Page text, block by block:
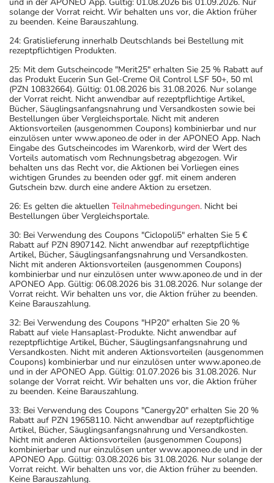
solange der Vorrat reicht. Wir behalten uns vor, die Aktion früher
zu beenden. Keine Barauszahlung.
24: Gratislieferung innerhalb Deutschlands bei Bestellung mit
rezeptpflichtigen Produkten.
25: Mit dem Gutscheincode "Merit25" erhalten Sie 25 % Rabatt auf
das Produkt Eucerin Sun Gel-Creme Oil Control LSF 50+, 50 ml
(PZN 10832664). Gültig: 01.08.2026 bis 31.08.2026. Nur solange
der Vorrat reicht. Nicht anwendbar auf rezeptpflichtige Artikel,
Bücher, Säuglingsanfangsnahrung und Versandkosten sowie bei
Bestellungen über Vergleichsportale. Nicht mit anderen
Aktionsvorteilen (ausgenommen Coupons) kombinierbar und nur
einzulösen unter www.aponeo.de oder in der APONEO App. Nach
Eingabe des Gutscheincodes im Warenkorb, wird der Wert des
Vorteils automatisch vom Rechnungsbetrag abgezogen. Wir
behalten uns das Recht vor, die Aktionen bei Vorliegen eines
wichtigen Grundes zu beenden oder ggf. mit einem anderen
Gutschein bzw. durch eine andere Aktion zu ersetzen.
26: Es gelten die aktuellen Teilnahmebedingungen. Nicht bei
Bestellungen über Vergleichsportale.
30: Bei Verwendung des Coupons "Ciclopoli5" erhalten Sie 5 €
Rabatt auf PZN 8907142. Nicht anwendbar auf rezeptpflichtige
Artikel, Bücher, Säuglingsanfangsnahrung und Versandkosten.
Nicht mit anderen Aktionsvorteilen (ausgenommen Coupons)
kombinierbar und nur einzulösen unter www.aponeo.de und in der
APONEO App. Gültig: 06.08.2026 bis 31.08.2026. Nur solange der
Vorrat reicht. Wir behalten uns vor, die Aktion früher zu beenden.
Keine Barauszahlung.
32: Bei Verwendung des Coupons "HP20" erhalten Sie 20 %
Rabatt auf viele Hansaplast-Produkte. Nicht anwendbar auf
rezeptpflichtige Artikel, Bücher, Säuglingsanfangsnahrung und
Versandkosten. Nicht mit anderen Aktionsvorteilen (ausgenommen
Coupons) kombinierbar und nur einzulösen unter www.aponeo.de
und in der APONEO App. Gültig: 01.07.2026 bis 31.08.2026. Nur
solange der Vorrat reicht. Wir behalten uns vor, die Aktion früher
zu beenden. Keine Barauszahlung.
33: Bei Verwendung des Coupons "Canergy20" erhalten Sie 20 %
Rabatt auf PZN 19658110. Nicht anwendbar auf rezeptpflichtige
Artikel, Bücher, Säuglingsanfangsnahrung und Versandkosten.
Nicht mit anderen Aktionsvorteilen (ausgenommen Coupons)
kombinierbar und nur einzulösen unter www.aponeo.de und in der
APONEO App. Gültig: 03.08.2026 bis 31.08.2026. Nur solange der
Vorrat reicht. Wir behalten uns vor, die Aktion früher zu beenden.
Keine Barauszahlung.